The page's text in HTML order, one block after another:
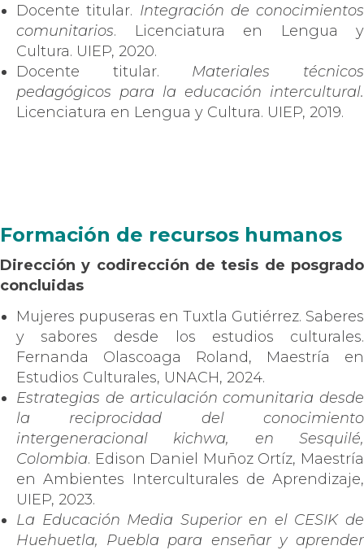
Docente titular. Integración de conocimientos
comunitarios. Licenciatura en Lengua y
Cultura. UIEP, 2020.
Docente titular. Materiales técnicos
pedagógicos para la educación intercultural.
Licenciatura en Lengua y Cultura. UIEP, 2019.
Formación de recursos humanos
Dirección y codirección de tesis de posgrado
concluidas
Mujeres pupuseras en Tuxtla Gutiérrez. Saberes
y sabores desde los estudios culturales.
Fernanda Olascoaga Roland, Maestría en
Estudios Culturales, UNACH, 2024.
Estrategias de articulación comunitaria desde
la reciprocidad del conocimiento
intergeneracional kichwa, en Sesquilé,
Colombia. Edison Daniel Muñoz Ortíz, Maestría
en Ambientes Interculturales de Aprendizaje,
UIEP, 2023.
La Educación Media Superior en el CESIK de
Huehuetla, Puebla para enseñar y aprender